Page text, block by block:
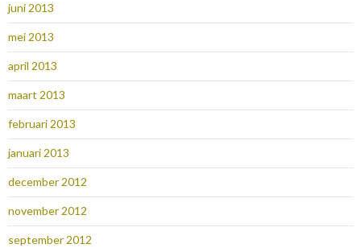
juni 2013
mei 2013
april 2013
maart 2013
februari 2013
januari 2013
december 2012
november 2012
september 2012